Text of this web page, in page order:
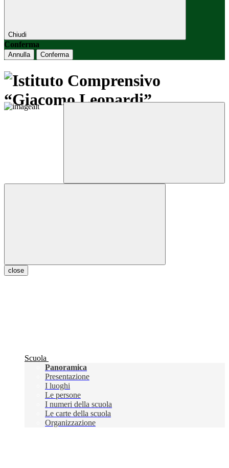
Chiudi
Conferma
Annulla Conferma
close
Scuola
Panoramica
Presentazione
I luoghi
Le persone
I numeri della scuola
Le carte della scuola
Organizzazione